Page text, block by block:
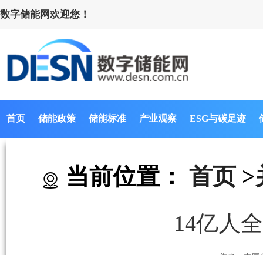
数字储能网欢迎您！
首页 储能政策 储能标准 产业观察 ESG与碳足迹
当前位置： 首页 >
14亿人